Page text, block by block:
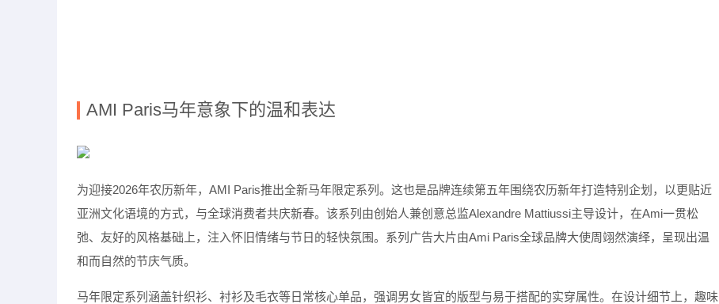
AMI Paris马年意象下的温和表达
为迎接2026年农历新年， AMI Paris推出全新马年限定系列。这也是品牌连续第五年围绕农历新年打造特别企划，以更贴近
亚洲文化语境的方式，与全球消费者共庆新春。该系列由创始人兼创意总监Alexandre Mattiussi主导设计，在Ami一贯松
弛、友好的风格基础上，注入怀旧情绪与节日的轻快氛围。系列广告大片由Ami Paris全球品牌大使周翊然演绎，呈现出温
和而自然的节庆气质。
马年限定系列涵盖针织衫、衬衫及毛衣等日常核心单品，强调男女皆宜的版型与易于搭配的实穿属性。在设计细节上，趣味